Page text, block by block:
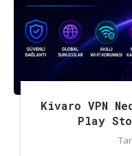
Kivaro VPN
Play